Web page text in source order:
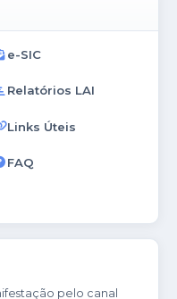
e-SIC
Relatórios LAI
Links Úteis
FAQ
pelo canal